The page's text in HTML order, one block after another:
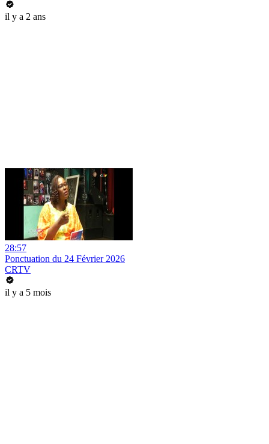
il y a 2 ans
28:57
Ponctuation du 24 Février 2026
CRTV
il y a 5 mois